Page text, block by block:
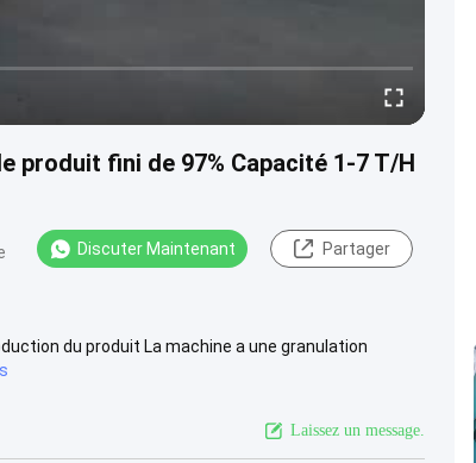
produit fini de 97% Capacité 1-7 T/H
Discuter Maintenant Partager
du produit La machine a une granulation
Laissez un message.